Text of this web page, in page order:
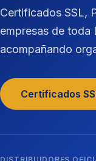
Certificados SSL,
empresas de toda
acompañando
Certificados